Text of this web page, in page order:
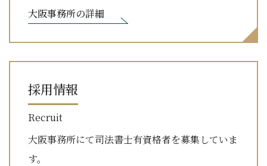
大阪事務所の詳細
採用情報
Recruit
大阪事務所にて司法書士有資格者を募集していま
す。